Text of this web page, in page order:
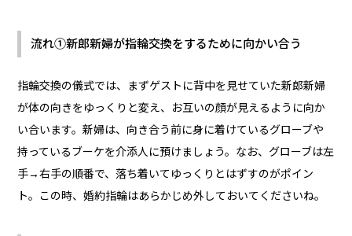
流れ①新郎新婦が指輪交換をするために向かい合う
指輪交換の儀式では、まずゲストに背中を見せていた新郎新婦
が体の向きをゆっくりと変え、お互いの顔が見えるように向か
い合います。新婦は、向き合う前に身に着けているグローブや
持っているブーケを介添人に預けましょう。なお、グローブは左
手→右手の順番で、落ち着いてゆっくりとはずすのがポイン
ト。この時、婚約指輪はあらかじめ外しておいてくださいね。